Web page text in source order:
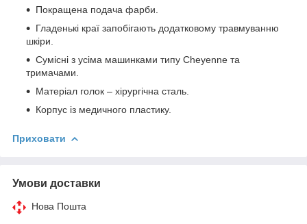
Покращена подача фарби.
Гладенькі краї запобігають додатковому травмуванню
шкіри.
Сумісні з усіма машинками типу Cheyenne та
тримачами.
Матеріал голок – хірургічна сталь.
Корпус із медичного пластику.
Приховати
Умови доставки
Нова Пошта